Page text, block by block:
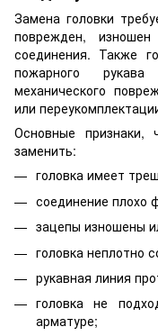
Замена головки
поврежден,
соединения. Также
пожарного
механического
или
Основные признаки,
заменить:
головка имеет
соединение плохо
зацепы изношены
головка неплотно
рукавная линия
головка не
арматуре;